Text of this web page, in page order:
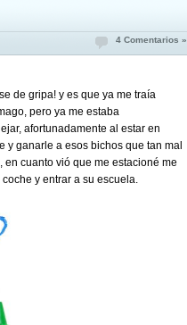
4 Comentarios »
de gripa! y es que ya me traía
pero ya me estaba
afortunadamente al estar en
y ganarle a esos bichos que tan mal
cuanto vió que me estacioné me
y entrar a su escuela.